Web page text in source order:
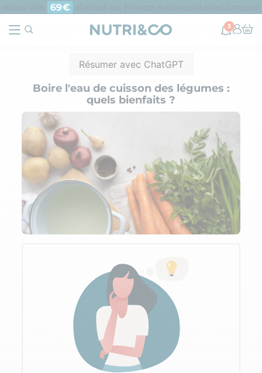
69€ d’achat en France métropolitaine
3
Résumer avec ChatGPT
Boire l'eau de cuisson des légumes :
quels bienfaits ?